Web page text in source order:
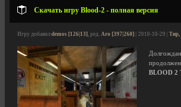
Скачать игру Blood-2 - полная версия
Игру добавил demos [126|13], ред. Aro [397|260] | 2010-10-29 | Тир,
BLOOD 2